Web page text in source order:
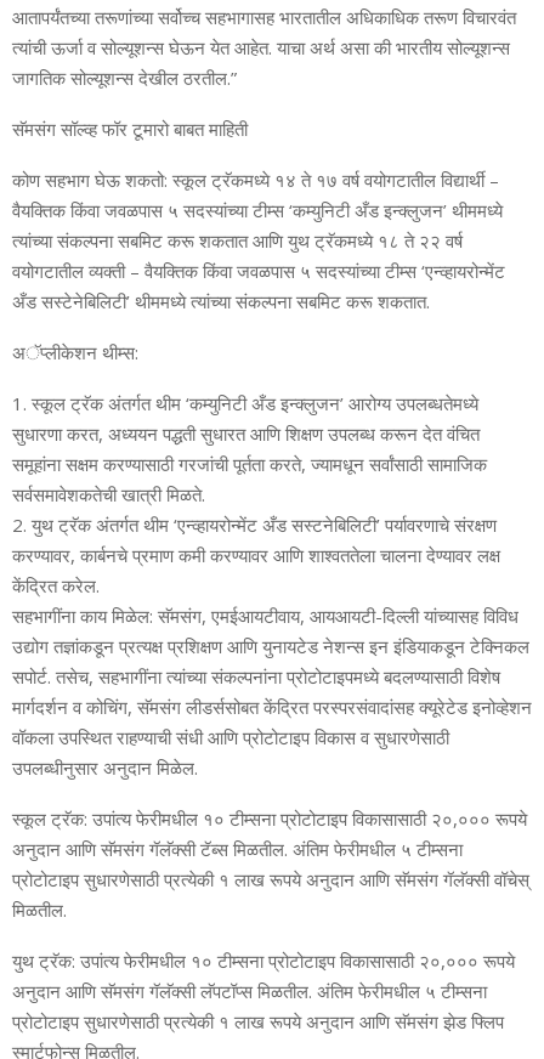
आतापर्यंतच्‍या तरूणांच्‍या सर्वोच्‍च सहभागासह भारतातील अधिकाधिक तरूण विचारवंत
त्‍यांची ऊर्जा व सोल्‍यूशन्‍स घेऊन येत आहेत. याचा अर्थ असा की भारतीय सोल्‍यूशन्‍स
जागतिक सोल्‍यूशन्‍स देखील ठरतील.”
सॅमसंग सॉल्‍व्‍ह फॉर टूमारो बाबत माहिती
कोण सहभाग घेऊ शकतो: स्‍कूल ट्रॅकमध्ये१४ ते १७ वर्ष वयोगटातील विद्यार्थी –
वैयक्तिक किंवा जवळपास ५ सदस्‍यांच्‍या टीम्‍स ‘कम्‍युनिटी अँड इन्‍क्‍लुजन’ थीममध्‍ये
त्‍यांच्‍या संकल्‍पना सबमिट करू शकतात आणि युथ ट्रॅकमध्‍ये १८ ते २२ वर्ष
वयोगटातील व्‍यक्‍ती – वैयक्तिक किंवा जवळपास ५ सदस्‍यांच्‍या टीम्‍स ‘एन्‍व्‍हायरोन्‍मेंट
अँड सस्‍टेनेबिलिटी’ थीममध्‍ये त्‍यांच्‍या संकल्‍पना सबमिट करू शकतात.
अॅप्‍लीकेशन थीम्‍स:
1. स्‍कूल ट्रॅक अंतर्गत थीम ‘कम्‍युनिटी अँड इन्‍क्‍लुजन’ आरोग्‍य उपलब्‍धतेमध्‍ये
सुधारणा करत, अध्‍ययन पद्धती सुधारत आणि शिक्षण उपलब्‍ध करून देत वंचित
समूहांना सक्षम करण्‍यासाठी गरजांची पूर्तता करते, ज्‍यामधून सर्वांसाठी सामाजिक
सर्समावेशकतेची खात्री मिळते.
2. युथ ट्रॅकअंतर्गत थीम ‘एन्‍व्‍हायरोन्‍मेंट अँड सस्‍टनेबिलिटी’ पर्यावरणाचे संरक्षण
करण्‍यावर, कार्बनचे प्रमाण कमी करण्‍यावर आणि शाश्वततेला चालना देण्‍यावर लक्ष
केंद्रित करेल.
सहभागींना काय मिळेल: सॅमसंग, एमईआयटीवाय, आयआयटी-दिल्‍ली यांच्‍यासह विविध
उद्योग तज्ञांकडून प्रत्‍यक्ष प्रशिक्षण आणि युनायटेड नेशन्‍स इन इंडियाकडून टेक्निकल
सपोर्ट. तसेच, सहभागींना त्‍यांच्‍या संकल्‍पनांना प्रोटोटाइपमध्‍ये बदलण्‍यासाठी विशेष
मार्गदर्शन व कोचिंग, सॅमसंग लीडर्ससोबत केंद्रित परस्‍परसंवादांसहक्यूरेटेड इनोव्‍हेशन
वॉकला उपस्थित राहण्‍याची संधी आणि प्रोटोटाइप विकास व सुधारणेसाठी
उपलब्‍धीनुसार अनुदान मिळेल.
स्‍कूल ट्रॅक: उपांत्‍य फेरीमधील १० टीम्‍सना प्रोटोटाइप विकासासाठी २०,००० रूपये
अनुदान आणि सॅमसंग गॅलॅक्‍सी टॅब्‍स मिळतील. अंतिम फेरीमधील ५ टीम्‍सना
प्रोटोटाइप सुधारणेसाठी प्रत्‍येकी १ लाख रूपये अनुदान आणि सॅमसंग गॅलॅक्‍सी वॉचेस्
मिळतील.
युथ ट्रॅक: उपांत्‍य फेरीमधील १० टीम्‍सना प्रोटोटाइप विकासासाठी २०,००० रूपये
अनुदान आणि सॅमसंग गॅलॅक्‍सी लॅपटॉप्‍स मिळतील. अंतिम फेरीमधील ५ टीम्‍सना
प्रोटोटाइप सुधारणेसाठी प्रत्‍येकी १ लाख रूपये अनुदान आणि सॅमसंग झेड फ्लिप
स्‍मार्टफोन्‍स मिळतील.